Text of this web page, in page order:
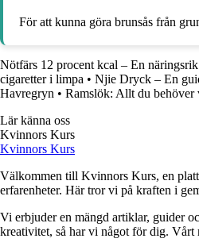
För att kunna göra brunsås från
Nötfärs 12 procent kcal – En
cigaretter i limpa • Njie Dryck – En
Havregryn • Ramslök: Allt du behöver
Lär känna oss
Kvinnors Kurs
Kvinnors Kurs
Välkommen till Kvinnors Kurs, en
erfarenheter. Här tror vi på kraften i
Vi erbjuder en mängd artiklar, guider
kreativitet, så har vi något för dig. Vårt